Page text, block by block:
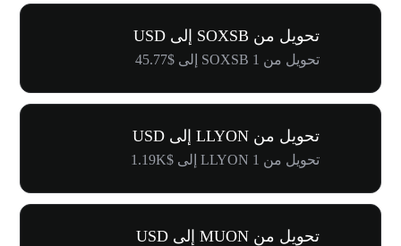
تحويل من SOXSB إلى USD
تحويل من 1 SOXSB إلى $45.77
تحويل من LLYON إلى USD
تحويل من 1 LLYON إلى $1.19K
تحويل من MUON إلى USD